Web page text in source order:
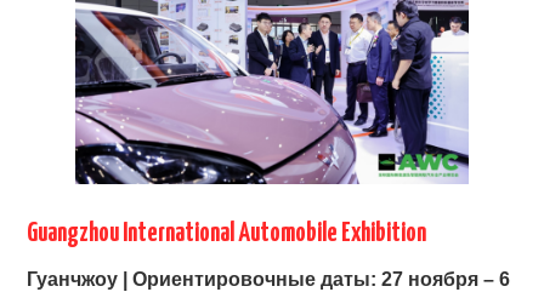
Guangzhou International Automobile Exhibition
Гуанчжоу | Ориентировочные даты: 27 ноября – 6